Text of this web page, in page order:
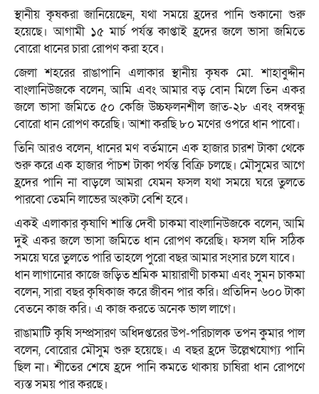
স্থানীয় কৃষকরা জানিয়েছেন, যথা সময়ে হ্রদের পানি শুকানো শুরু
হয়েছে। আগামী ১৫ মার্চ পর্যন্ত কাপ্তাই হ্রদের জলে ভাসা জমিতে
বোরো ধানের চারা রোপণ করা হবে।
জেলা শহরের রাঙাপানি এলাকার স্থানীয় কৃষক মো. শাহাবুদ্দীন
বাংলানিউজকে বলেন, আমি এবং আমার বড় বোন মিলে তিন একর
জলে ভাসা জমিতে ৫০ কেজি উচ্চফলনশীল জাত-২৮ এবং বঙ্গবন্ধু
বোরো ধান রোপণ করেছি। আশা করছি ৮০ মণের ওপরে ধান পাবো।
তিনি আরও বলেন, ধানের মণ বর্তমানে এক হাজার চারশ টাকা থেকে
শুরু করে এক হাজার পাঁচশ টাকা পর্যন্ত বিক্রি চলছে। মৌসুমের আগে
হ্রদের পানি না বাড়লে আমরা যেমন ফসল যথা সময়ে ঘরে তুলতে
পারবো তেমনি লাভের অংকটা বেশি হবে।
একই এলাকার কৃষাণি শান্তি দেবী চাকমা বাংলানিউজকে বলেন, আমি
দুই একর জলে ভাসা জমিতে ধান রোপণ করেছি। ফসল যদি সঠিক
সময়ে ঘরে তুলতে পারি তাহলে পুরো বছর আমার সংসার চলে যাবে।
ধান লাগানোর কাজে জড়িত শ্রমিক মায়ারাণী চাকমা এবং সুমন চাকমা
বলেন, সারা বছর কৃষিকাজ করে জীবন পার করি। প্রতিদিন ৬০০ টাকা
বেতনে কাজ করি। এ কাজ করতে অনেক ভাল লাগে।
রাঙামাটি কৃষি সম্প্রসারণ অধিদপ্তরের উপ-পরিচালক তপন কুমার পাল
বলেন, বোরোর মৌসুম শুরু হয়েছে। এ বছর হ্রদে উল্লেখযোগ্য পানি
ছিল না। শীতের শেষে হ্রদে পানি কমতে থাকায় চাষিরা ধান রোপণে
ব্যস্ত সময় পার করছে।